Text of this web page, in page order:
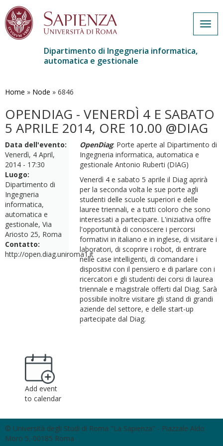
contenuto
Dipartimento di Ingegneria informatica,
automatica e gestionale
Home » Node » 6846
OPENDIAG - VENERDÌ 4 E SABATO
5 APRILE 2014, ORE 10.00 @DIAG
Data dell'evento:
Venerdì, 4 April,
2014 - 17:30
Luogo:
Dipartimento di
Ingegneria
informatica,
automatica e
gestionale, Via
Ariosto 25, Roma
Contatto:
http://open.diag.uniroma1.it
OpenDiag: Porte aperte al Dipartimento di
Ingegneria informatica, automatica e
gestionale Antonio Ruberti (DIAG)
Venerdì 4 e sabato 5 aprile il Diag aprirà
per la seconda volta le sue porte agli
studenti delle scuole superiori e delle
lauree triennali, e a tutti coloro che sono
interessati a partecipare. L'iniziativa offre
l'opportunità di conoscere i percorsi
formativi in italiano e in inglese, di visitare i
laboratori, di scoprire i robot, di entrare
nelle case intelligenti, di comandare i
dispositivi con il pensiero e di parlare con i
ricercatori e gli studenti dei corsi di laurea
triennale e magistrale offerti dal Diag. Sarà
possibile inoltre visitare gli stand di grandi
aziende del settore, e delle start-up
partecipate dal Diag.
Add event
to calendar
© Università degli Studi di Roma "La Sapienza" - Piazzale Aldo
Moro 5, 00185 Roma